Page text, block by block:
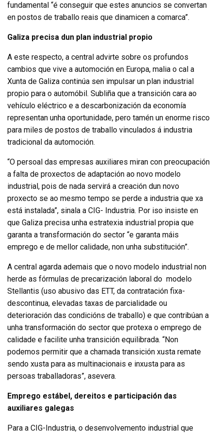
fundamental “é conseguir que estes anuncios se convertan
en postos de traballo reais que dinamicen a comarca”.
Galiza precisa dun plan industrial propio
A este respecto, a central advirte sobre os profundos
cambios que vive a automoción en Europa, malia o cal a
Xunta de Galiza continúa sen impulsar un plan industrial
propio para o automóbil. Subliña que a transición cara ao
vehículo eléctrico e a descarbonización da economía
representan unha oportunidade, pero tamén un enorme risco
para miles de postos de traballo vinculados á industria
tradicional da automoción.
“O persoal das empresas auxiliares miran con preocupación
a falta de proxectos de adaptación ao novo modelo
industrial, pois de nada servirá a creación dun novo
proxecto se ao mesmo tempo se perde a industria que xa
está instalada”, sinala a CIG- Industria. Por iso insiste en
que Galiza precisa unha estratexia industrial propia que
garanta a transformación do sector “e garanta máis
emprego e de mellor calidade, non unha substitución”.
A central agarda ademais que o novo modelo industrial non
herde as fórmulas de precarización laboral do modelo
Stellantis (uso abusivo das ETT, da contratación fixa-
descontinua, elevadas taxas de parcialidade ou
deterioración das condicións de traballo) e que contribúan a
unha transformación do sector que protexa o emprego de
calidade e facilite unha transición equilibrada. “Non
podemos permitir que a chamada transición xusta remate
sendo xusta para as multinacionais e inxusta para as
persoas traballadoras”, asevera.
Emprego estábel, dereitos e participación das
auxiliares galegas
Para a CIG-Industria, o desenvolvemento industrial que